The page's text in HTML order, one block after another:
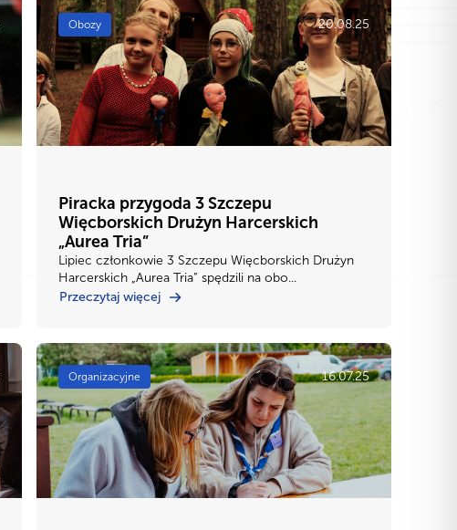
Obozy 20.08.25
Piracka przygoda 3 Szczepu
Więcborskich Drużyn Harcerskich
„Aurea Tria”
Lipiec członkowie 3 Szczepu Więcborskich Drużyn
Harcerskich „Aurea Tria” spędzili na obo...
Przeczytaj więcej
Organizacyjne 16.07.25